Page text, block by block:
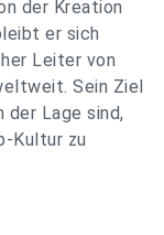
der Kreation
er sich
Leiter von
Sein Ziel
der Lage sind,
Kultur zu